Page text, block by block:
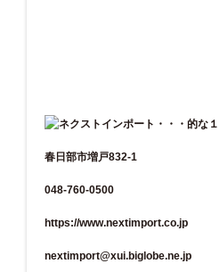
春日部市増戸832-1
048-760-0500
https://www.nextimport.co.jp
nextimport@xui.biglobe.ne.jp